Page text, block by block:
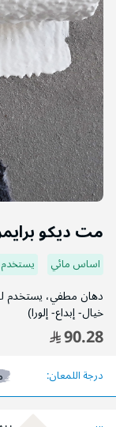
مت ديكو
اساس مائي يستخدم
دهان مطفي، يستخدم
خيال- إبداع- إلورا)
90.28
درجة اللمعان:
التخطي
بداية
معرض
الصور